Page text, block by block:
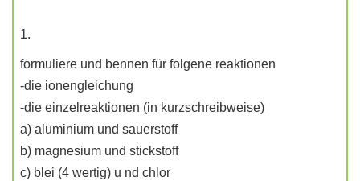
1.
formuliere und bennen für folgene reaktionen
-die ionengleichung
-die einzelreaktionen (in kurzschreibweise)
a) aluminium und sauerstoff
b) magnesium und stickstoff
c) blei (4 wertig) u nd chlor